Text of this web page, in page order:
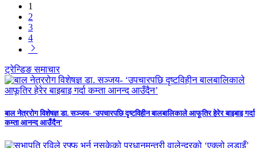
1
2
3
4
ट्रेन्डिङ समाचार
बाल नेत्ररोग विशेषज्ञ डा. सञ्जय- ‘उपचारपछि दृष्टविहीन बालबालिकाले आफूतिर हेरेर बाइबाइ गर्दा
कम्ता आनन्द आउँदैन’